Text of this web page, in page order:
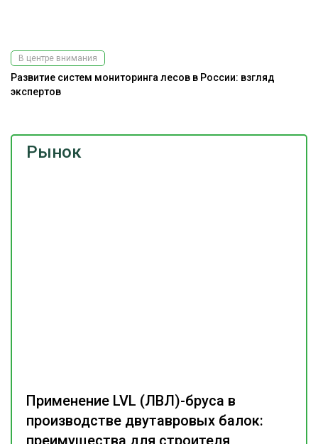
Рынок
Применение LVL (ЛВЛ)-бруса в
производстве двутавровых балок:
В центре внимания
Развитие систем мониторинга лесов в России: взгляд
экспертов